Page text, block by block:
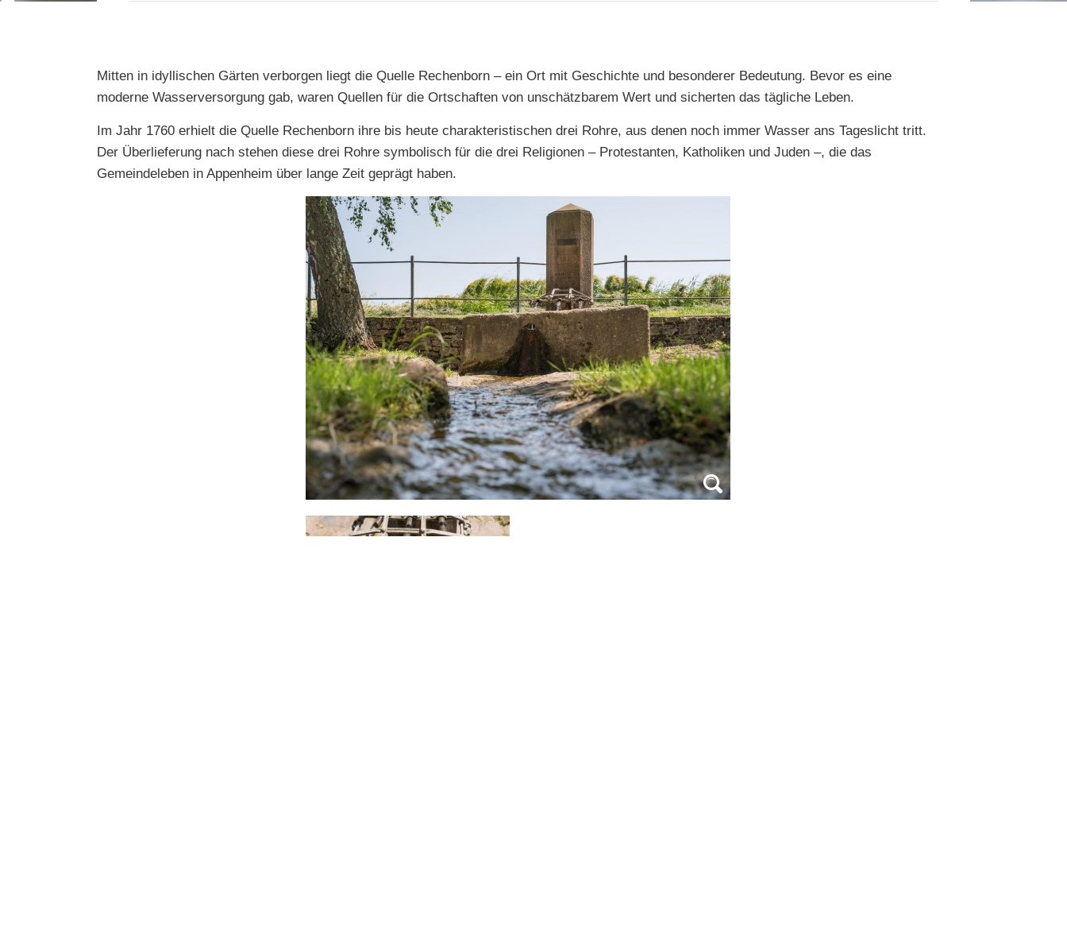
Mitten in idyllischen Gärten verborgen liegt die Quelle Rechenborn – ein Ort mit Geschichte und besonderer Bedeutung. Bevor es eine
moderne Wasserversorgung gab, waren Quellen für die Ortschaften von unschätzbarem Wert und sicherten das tägliche Leben.
Im Jahr 1760 erhielt die Quelle Rechenborn ihre bis heute charakteristischen drei Rohre, aus denen noch immer Wasser ans Tageslicht tritt.
Der Überlieferung nach stehen diese drei Rohre symbolisch für die drei Religionen – Protestanten, Katholiken und Juden –, die das
Gemeindeleben in Appenheim über lange Zeit geprägt haben.